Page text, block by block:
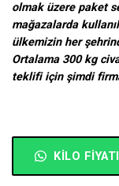
olmak üzere paket
mağazalarda
ülkemizin her
Ortalama 300 kg
teklifi için şimdi
KILO